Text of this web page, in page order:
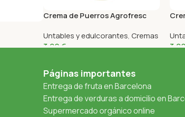
Crema de Puerros Agrofresc
Untables y edulcorantes, Cremas
3,99€
Páginas importantes
Entrega de fruta en Barcelona
Entrega de verduras a domicilio en
Supermercado orgánico online